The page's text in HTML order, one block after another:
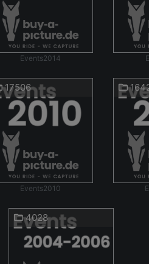
Events2014
17506
Events2010
4028